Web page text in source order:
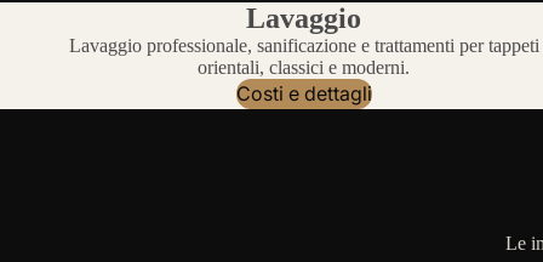
Lavaggio
Lavaggio professionale, sanificazione e trattamenti per tappeti
orientali, classici e moderni.
Costi e dettagli
Le